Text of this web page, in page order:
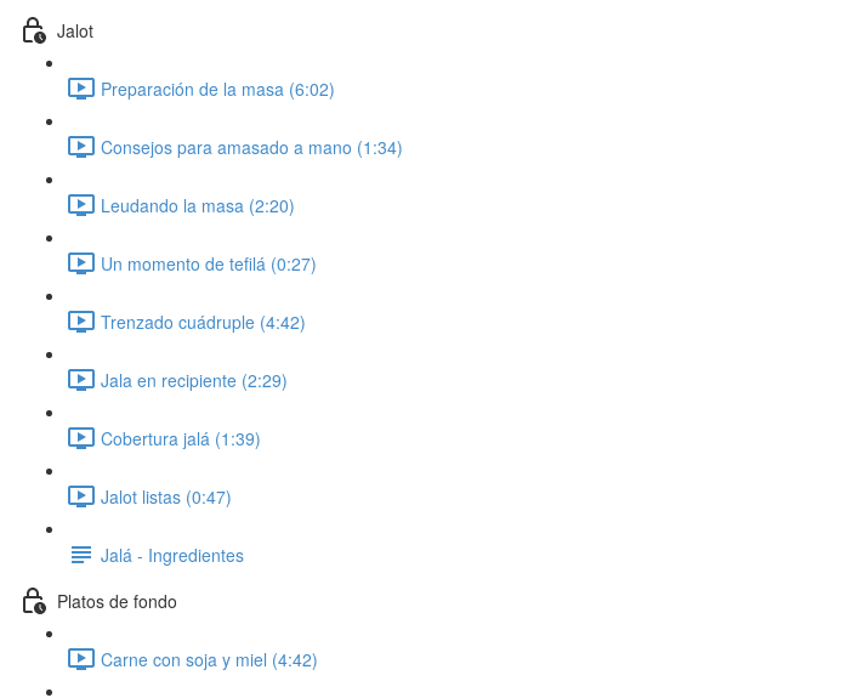
Jalot
Preparación de la masa (6:02)
Consejos para amasado a mano (1:34)
Leudando la masa (2:20)
Un momento de tefilá (0:27)
Trenzado cuádruple (4:42)
Jala en recipiente (2:29)
Cobertura jalá (1:39)
Jalot listas (0:47)
Jalá - Ingredientes
Platos de fondo
Carne con soja y miel (4:42)